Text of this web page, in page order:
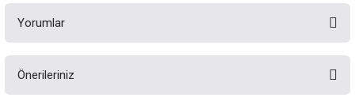
Yorumlar
Önerileriniz